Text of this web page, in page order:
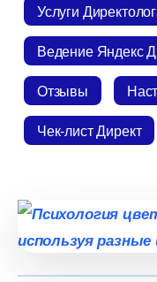
Услуги
едение Яндекс
Отзывы
Чек-лист Директ